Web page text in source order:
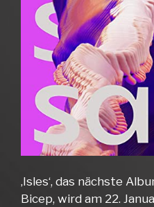
‚Isles‘, das nächste
Bicep, wird am 22.